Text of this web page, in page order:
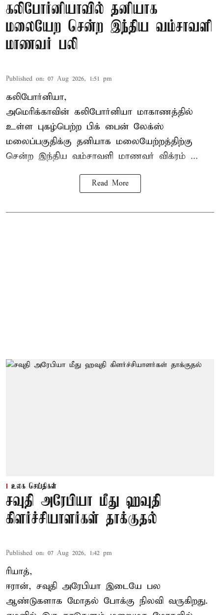
கலிபோர்னியாவில் தனியாக
மலையேற சென்ற இந்திய வம்சாவளி
மாணவர் பலி
Published on: 07 Aug 2026, 1:51 pm
கலிபோர்னியா,
அமெரிக்காவின் கலிபோர்னியா மாகாணத்தில்
உள்ள புகழ்பெற்ற பிக் பைன் லேக்ஸ்
மலைப்பகுதிக்கு தனியாக மலையேற்றத்திற்கு
சென்ற இந்திய வம்சாவளி மாணவர் விக்ரம் ...
Read More
உலக செய்திகள்
சவுதி அரேபியா மீது ஹவுதி
கிளர்ச்சியாளர்கள் தாக்குதல்
Published on: 07 Aug 2026, 1:42 pm
ரியாத்,
ஈரான், சவுதி அரேபியா இடையே பல
ஆண்டுகளாக மோதல் போக்கு நிலவி வருகிறது.